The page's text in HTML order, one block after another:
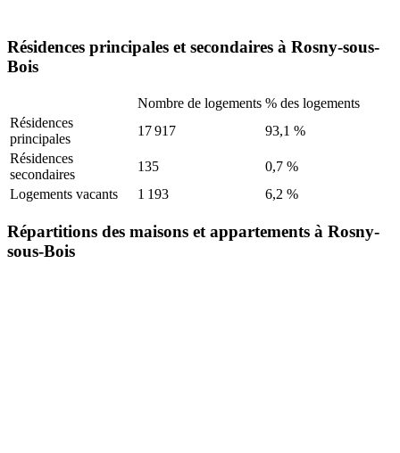
Résidences principales et secondaires à Rosny-sous-
Bois
Nombre de logements % des logements
Résidences
principales
17 917
93,1 %
Résidences
secondaires
135
0,7 %
Logements vacants
1 193 6,2 %
Répartitions des maisons et appartements à Rosny-
sous-Bois